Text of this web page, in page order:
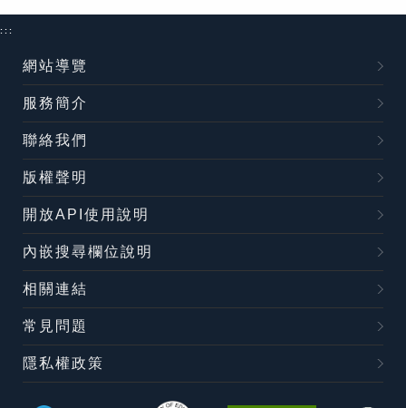
:::
網站導覽
服務簡介
聯絡我們
版權聲明
開放API使用說明
內嵌搜尋欄位說明
相關連結
常見問題
隱私權政策